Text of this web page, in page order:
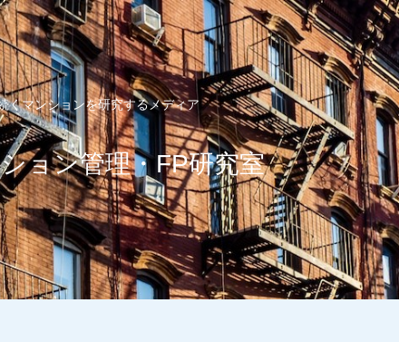
くマンションを研究するメディア
ョン管理・FP研究室